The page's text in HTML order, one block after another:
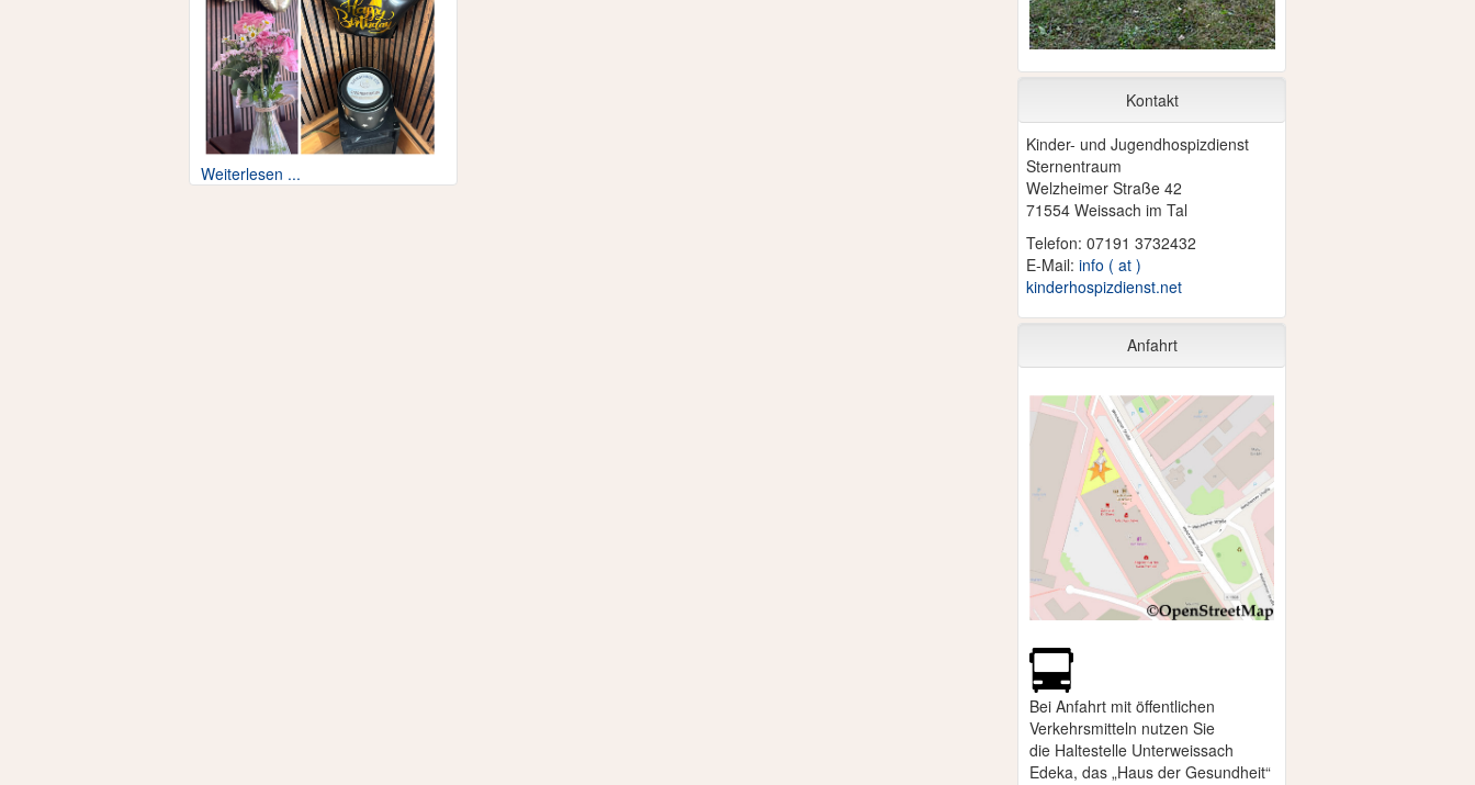
Kontakt
Kinder- und Jugendhospizdienst
Sternentraum
Welzheimer Straße 42
71554 Weissach im Tal
Telefon: 07191 3732432
E-Mail:info ( at )
kinderhospizdienst.net
Anfahrt
Bei Anfahrt mit öffentlichen
Verkehrsmitteln nutzen Sie
die Haltestelle Unterweissach
Edeka, das „Haus der Gesundheit“
Weiterlesen ...